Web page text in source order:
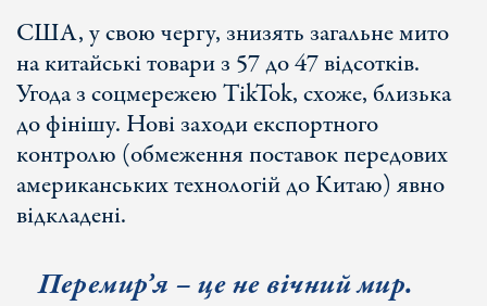
США, у свою чергу, знизять загальне мито
на китайські товари з 57 до 47 відсотків.
Угода з соцмережею TikTok, схоже, близька
до фінішу. Нові заходи експортного
контролю (обмеження поставок передових
американських технологій до Китаю) явно
відкладені.
Перемир’я – це не вічний мир.